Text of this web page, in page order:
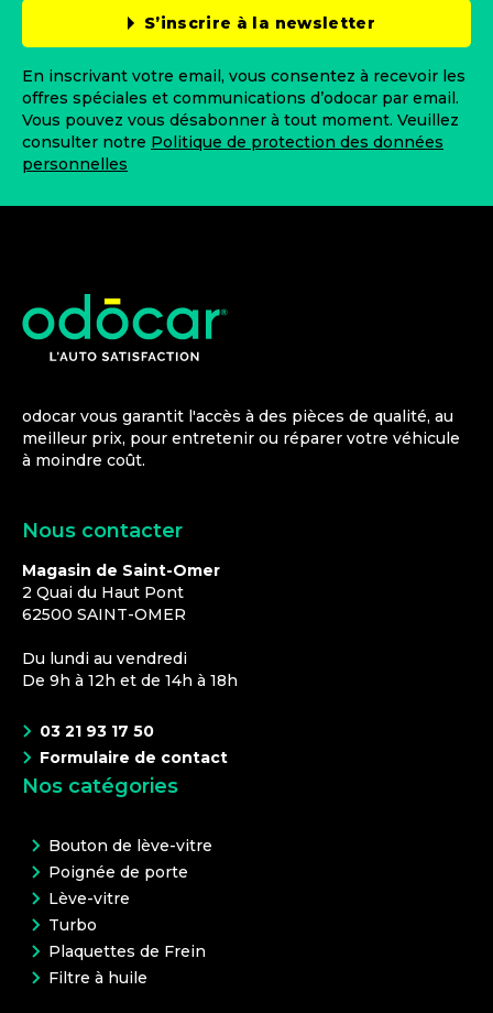
S’inscrire à la newsletter
En inscrivant votre email, vous consentez à recevoir les
offres spéciales et communications d’odocar par email.
Vous pouvez vous désabonner à tout moment. Veuillez
consulter notre Politique de protection des données
personnelles
odocar vous garantit l'accès à des pièces de qualité, au
meilleur prix, pour entretenir ou réparer votre véhicule
à moindre coût.
Nous contacter
Magasin de Saint-Omer
2 Quai du Haut Pont
62500 SAINT-OMER
Du lundi au vendredi
De 9h à 12h et de 14h à 18h
03 21 93 17 50
Formulaire de contact
Nos catégories
Bouton de lève-vitre
Poignée de porte
Lève-vitre
Turbo
Plaquettes de Frein
Filtre à huile